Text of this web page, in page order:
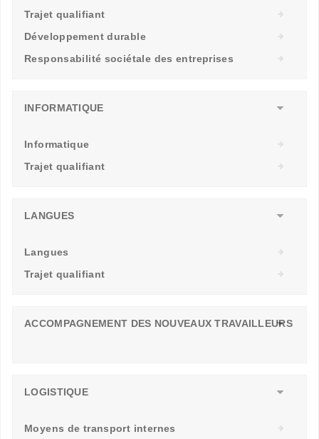
Trajet qualifiant
Développement durable
Responsabilité sociétale des entreprises
INFORMATIQUE
Informatique
Trajet qualifiant
LANGUES
Langues
Trajet qualifiant
ACCOMPAGNEMENT DES NOUVEAUX TRAVAILLEURS
LOGISTIQUE
Moyens de transport internes